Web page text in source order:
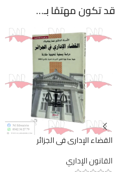
قد تكون مهتمًا بـ…
القضاء الإداري في الجزائر
القانون الإداري